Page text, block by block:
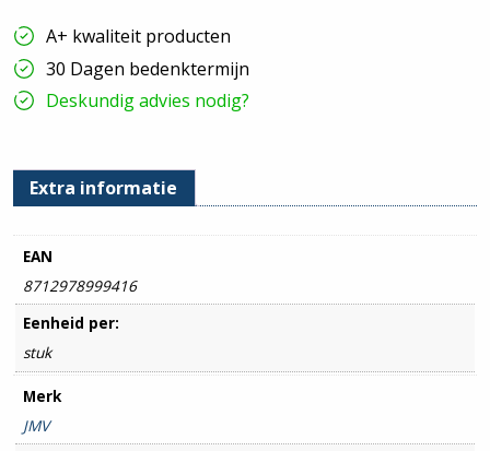
75
stuks
hoeveelheid
A+ kwaliteit producten
30 Dagen bedenktermijn
Deskundig advies nodig?
Extra informatie
EAN
8712978999416
Eenheid per:
stuk
Merk
JMV